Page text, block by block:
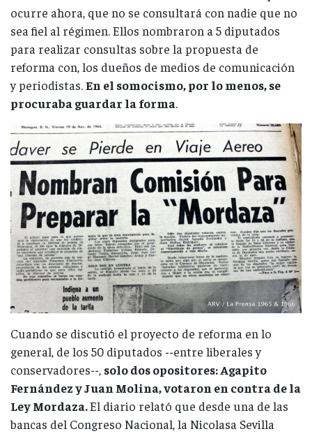
ocurre ahora, que no se consultará con nadie que no
sea fiel al régimen. Ellos nombraron a 5 diputados
para realizar consultas sobre la propuesta de
reforma con, los dueños de medios de comunicación
y periodistas.En el somocismo, por lo menos, se
procuraba guardar la forma.
Cuando se discutió el proyecto de reforma en lo
general, de los 50 diputados --entre liberales y
conservadores--, solo dos opositores: Agapito
Fernández y Juan Molina, votaron en contra de la
Ley Mordaza.El diario relató que desde una de las
bancas del Congreso Nacional, la Nicolasa Sevilla